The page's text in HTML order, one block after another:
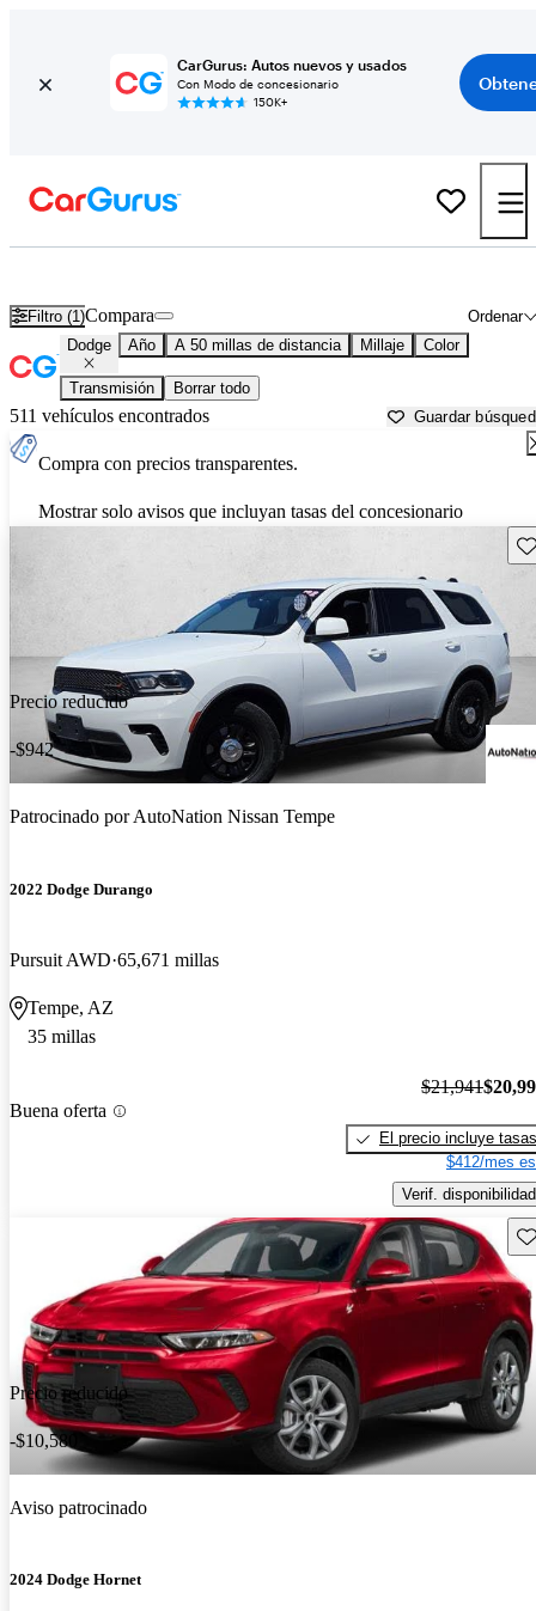
CarGurus: Autos nuevos y usados
Con Modo de concesionario
150K+
Filtro (1) Ordenar
Compara
Dodge Año A 50 millas de distancia Millaje Color
Transmisión Borrar todo
511 vehículos encontrados Guardar
Compra con precios transparentes.
Mostrar solo avisos que incluyan tasas del concesionario
Precio reducido
-$942
Patrocinado porAutoNation Nissan Tempe
2022 Dodge Durango
Pursuit AWD 65,671 millas
Tempe, AZ
35 millas
Buena oferta
$21,941
El precio incluye tasas
$412/mes
Verif. disponibilidad
Precio reducido
-$10,580
Aviso patrocinado
2024 Dodge Hornet